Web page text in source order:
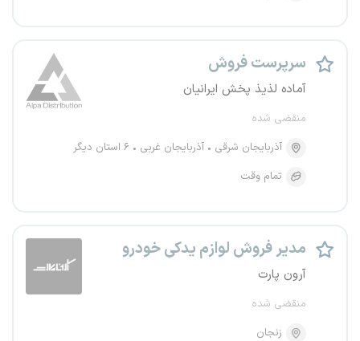
سرپرست فروش
آماده لذیذ پخش ایرانیان
منقضی شده
آذربایجان شرقی
آذربایجان غربی
۶ استان دیگر
تمام وقت
مدیر فروش لوازم یدکی خودرو
آرون پارت
منقضی شده
زنجان